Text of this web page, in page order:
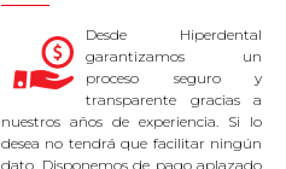
Desde Hiperdental
garantizamos un
proceso seguro y
transparente gracias a
nuestros años de experiencia. Si lo
desea no tendrá que facilitar ningún
dato. Disponemos de pago aplazado